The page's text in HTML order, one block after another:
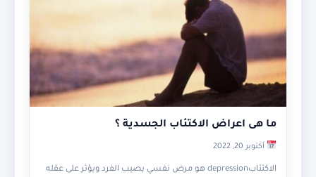
ما هى اعراض الاكتئاب الجسدية ؟
أكتوبر 20, 2022
الاكتئابdepression هو مرض نفسي يصيب الفرد ويؤثر على عقله